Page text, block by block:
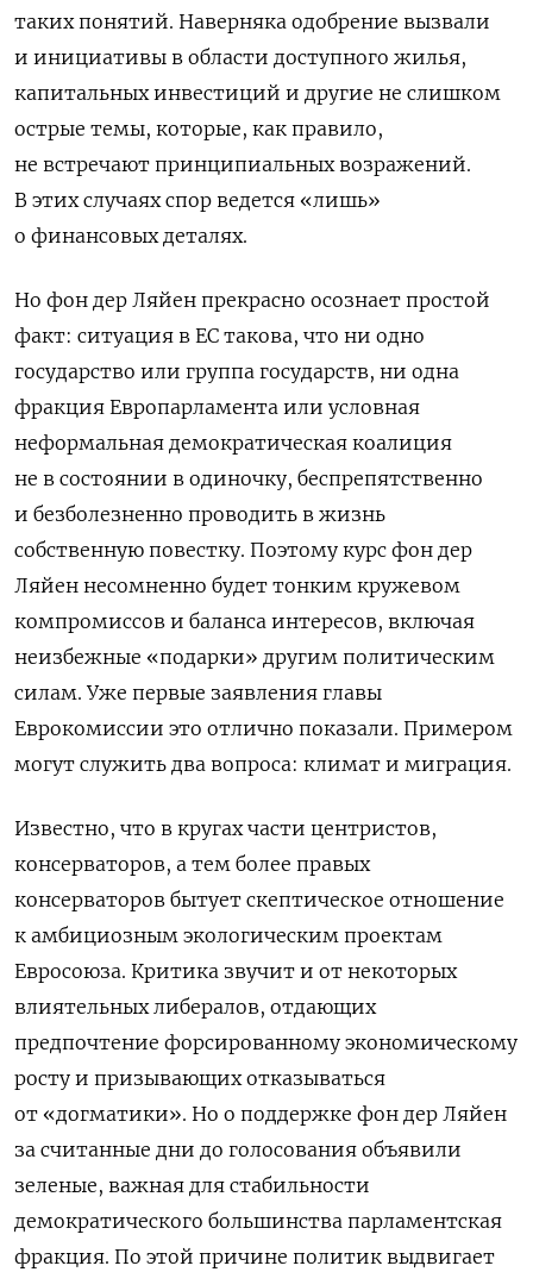
таких понятий. Наверняка одобрение вызвали
и инициативы в области доступного жилья,
капитальных инвестиций и другие не слишком
острые темы, которые, как правило,
не встречают принципиальных возражений.
В этих случаях спор ведется «лишь»
о финансовых деталях.
Но фон дер Ляйен прекрасно осознает простой
факт: ситуация в ЕС такова, что ни одно
государство или группа государств, ни одна
фракция Европарламента или условная
неформальная демократическая коалиция
не в состоянии в одиночку, беспрепятственно
и безболезненно проводить в жизнь
собственную повестку. Поэтому курс фон дер
Ляйен несомненно будет тонким кружевом
компромиссов и баланса интересов, включая
неизбежные «подарки» другим политическим
силам. Уже первые заявления главы
Еврокомиссии это отлично показали. Примером
могут служить два вопроса: климат и миграция.
Известно, что в кругах части центристов,
консерваторов, а тем более правых
консерваторов бытует скептическое отношение
к амбициозным экологическим проектам
Евросоюза. Критика звучит и от некоторых
влиятельных либералов, отдающих
предпочтение форсированному экономическому
росту и призывающих отказываться
от «догматики». Но о поддержке фон дер Ляйен
за считанные дни до голосования объявили
зеленые, важная для стабильности
демократического большинства парламентская
фракция. По этой причине политик выдвигает